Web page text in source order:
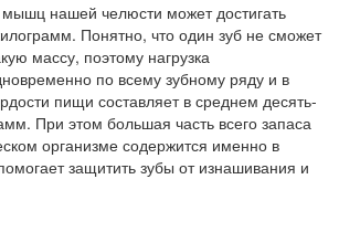
нашей челюсти может достигать
Понятно, что один зуб не сможет
массу, поэтому нагрузка
по всему зубному ряду и в
пищи составляет в среднем десять-
При этом большая часть всего запаса
организме содержится именно в
защитить зубы от изнашивания и